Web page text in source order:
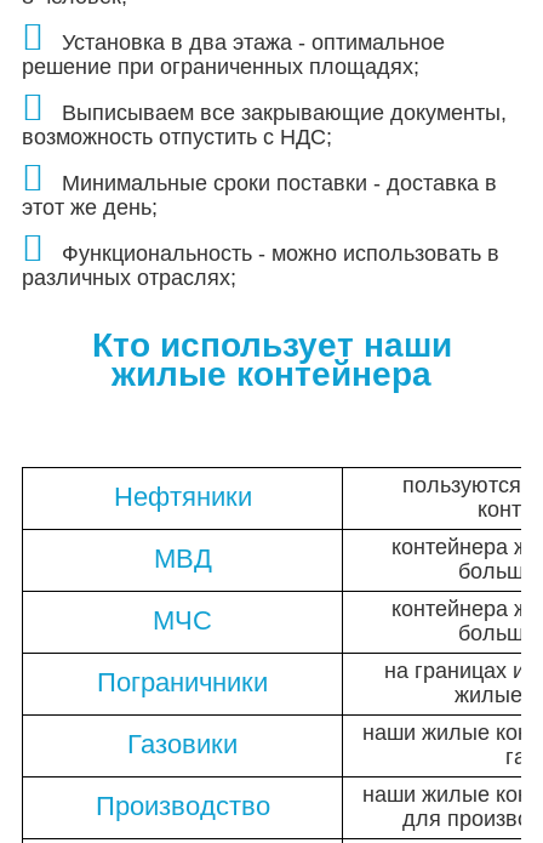
Установка в два этажа - оптимальное
решение при ограниченных площадях;
Выписываем все закрывающие документы,
возможность отпустить с НДС;
Минимальные сроки поставки - доставка в
этот же день;
Функциональность - можно использовать в
различных отраслях;
Кто использует наши
жилые контейнера
Нефтяники
пользуются
МВД
контейнера
МЧС
контейнера
Пограничники
на границах
жилые
Газовики
наши жилые
Производство
наши жилые
для